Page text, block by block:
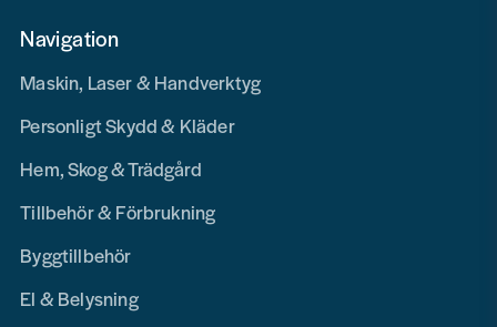
Navigation
Maskin, Laser & Handverktyg
Personligt Skydd & Kläder
Hem, Skog & Trädgård
Tillbehör & Förbrukning
Byggtillbehör
El & Belysning